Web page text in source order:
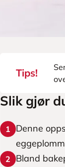
Tips!
Slik gjør
1
Denne
2
Bland